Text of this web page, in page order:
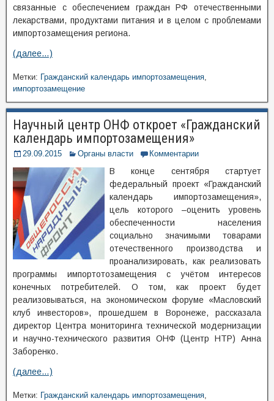
связанные с обеспечением граждан РФ отечественными
лекарствами, продуктами питания и в целом c проблемами
импортозамещения региона.
(далее…)
Метки: Гражданский календарь импортозамещения,
импортозамещение
Научный центр ОНФ откроет «Гражданский
календарь импортозамещения»
29.09.2015 Органы власти Комментарии
В конце сентября стартует
федеральный проект «Гражданский
календарь импортозамещения»,
цель которого –оценить уровень
обеспеченности населения
социально значимыми товарами
отечественного производства и
проанализировать, как реализовать
программы импортотозамещения с учётом интересов
конечных потребителей. О том, как проект будет
реализовываться, на экономическом форуме «Масловский
клуб инвесторов», прошедшем в Воронеже, рассказала
директор Центра мониторинга технической модернизации
и научно-технического развития ОНФ (Центр НТР) Анна
Заборенко.
(далее…)
Метки: Гражданский календарь импортозамещения,